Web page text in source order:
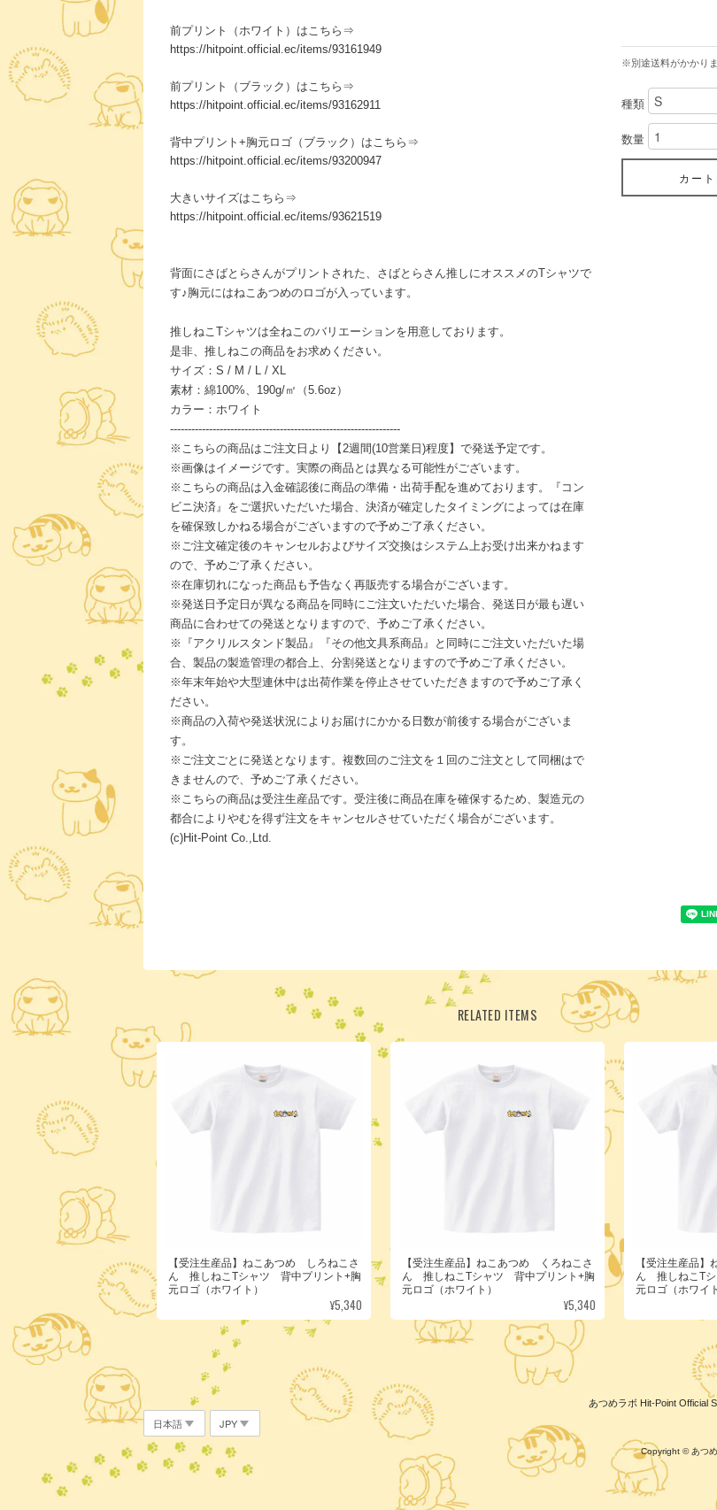
前プリント（ホワイト）はこちら⇒
https://hitpoint.official.ec/items/93161949
前プリント（ブラック）はこちら⇒
https://hitpoint.official.ec/items/93162911
背中プリント+胸元ロゴ（ブラック）はこちら⇒
https://hitpoint.official.ec/items/93200947
大きいサイズはこちら⇒
https://hitpoint.official.ec/items/93621519
背面にさばとらさんがプリントされた、さばとらさん推しにオススメのTシャツで
す♪胸元にはねこあつめのロゴが入っています。
推しねこTシャツは全ねこのバリエーションを用意しております。
是非、推しねこの商品をお求めください。
サイズ：S / M / L / XL
素材：綿100%、190g/㎡（5.6oz）
カラー：ホワイト
-----------------------------------------------------------------
※こちらの商品はご注文日より【2週間(10営業日)程度】で発送予定です。
※画像はイメージです。実際の商品とは異なる可能性がございます。
※こちらの商品は入金確認後に商品の準備・出荷手配を進めております。『コン
ビニ決済』をご選択いただいた場合、決済が確定したタイミングによっては在庫
を確保致しかねる場合がございますので予めご了承ください。
※ご注文確定後のキャンセルおよびサイズ交換はシステム上お受け出来かねます
ので、予めご了承ください。
※在庫切れになった商品も予告なく再販売する場合がございます。
※発送日予定日が異なる商品を同時にご注文いただいた場合、発送日が最も遅い
商品に合わせての発送となりますので、予めご了承ください。
※『アクリルスタンド製品』『その他文具系商品』と同時にご注文いただいた場
合、製品の製造管理の都合上、分割発送となりますので予めご了承ください。
※年末年始や大型連休中は出荷作業を停止させていただきますので予めご了承く
ださい。
※商品の入荷や発送状況によりお届けにかかる日数が前後する場合がございま
す。
※ご注文ごとに発送となります。複数回のご注文を１回のご注文として同梱はで
きませんので、予めご了承ください。
※こちらの商品は受注生産品です。受注後に商品在庫を確保するため、製造元の
都合によりやむを得ず注文をキャンセルさせていただく場合がございます。
(c)Hit-Point Co.,Ltd.
※別途送料がかかりま
種類
数量
カー
RELATED ITEMS
【受注生産品】ねこあつめ しろねこさ
ん 推しねこTシャツ 背中プリント+胸
元ロゴ（ホワイト）
¥5,340
【受注生産品】ねこあつめ くろねこさ
ん 推しねこTシャツ 背中プリント+胸
元ロゴ（ホワイト）
¥5,340
【受注生産品
ん 推しねこT
元ロゴ（ホワイ
あつめラボ Hit-Point Official
Copyright © あつ